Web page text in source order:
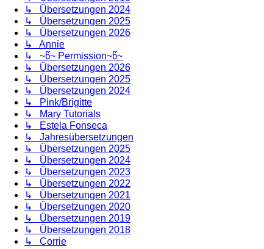
↳ Übersetzungen 2024
↳ Übersetzungen 2025
↳ Übersetzungen 2026
↳ Annie
↳ ~წ~ Permission~წ~
↳ Übersetzungen 2026
↳ Übersetzungen 2025
↳ Übersetzungen 2024
↳ Pink/Brigitte
↳ Mary Tutorials
↳ Estela Fonseca
↳ Jahresübersetzungen
↳ Übersetzungen 2025
↳ Übersetzungen 2024
↳ Übersetzungen 2023
↳ Übersetzungen 2022
↳ Übersetzungen 2021
↳ Übersetzungen 2020
↳ Übersetzungen 2019
↳ Übersetzungen 2018
↳ Corrie